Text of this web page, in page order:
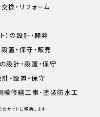
換・リフォーム
）の設計・開発
置・保守・販売
設計・設置・保守
・設置・保守
模修繕工事･塗装防水工
のサイトに移動します